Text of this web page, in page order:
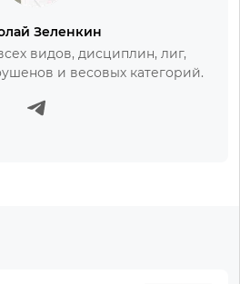
Зеленкин
видов, дисциплин, лиг,
и весовых категорий.